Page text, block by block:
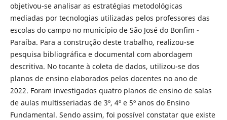
objetivou-se analisar as estratégias metodológicas
mediadas por tecnologias utilizadas pelos professores das
escolas do campo no município de São José do Bonfim -
Paraíba. Para a construção deste trabalho, realizou-se
pesquisa bibliográfica e documental com abordagem
descritiva. No tocante à coleta de dados, utilizou-se dos
planos de ensino elaborados pelos docentes no ano de
2022. Foram investigados quatro planos de ensino de salas
de aulas multisseriadas de 3º, 4º e 5º anos do Ensino
Fundamental. Sendo assim, foi possível constatar que existe